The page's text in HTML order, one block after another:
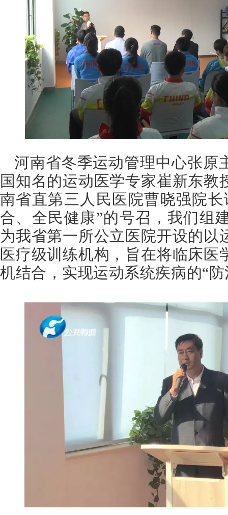
河南省冬季运动管理中心张原
国知名的运动医学专家崔新东教
南省直第三人民医院曹晓强院
合、全民健康”的号召，我们组
为我省第一所公立医院开设的以
医疗级训练机构，旨在将临床
机结合，实现运动系统疾病的“